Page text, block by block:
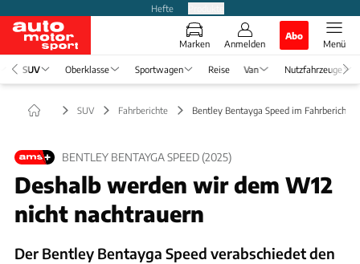
Hefte
Marken Anmelden
Abo
Menü
SUV Oberklasse Sportwagen Reise Van Nutzfahrzeuge
SUV Fahrberichte Bentley Bentayga Speed im Fahrbericht
BENTLEY BENTAYGA SPEED (2025)
Deshalb werden wir dem W12
nicht nachtrauern
Der Bentley Bentayga Speed verabschiedet den